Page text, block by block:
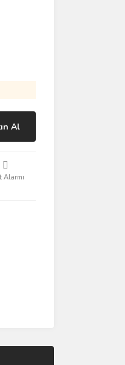
Al
Alarmı